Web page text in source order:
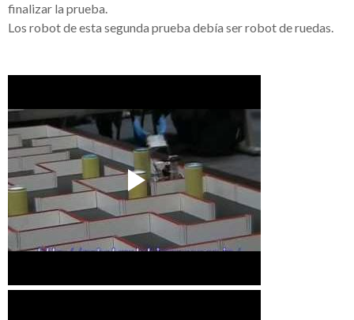
finalizar la prueba.
Los robot de esta segunda prueba debía ser robot de ruedas.